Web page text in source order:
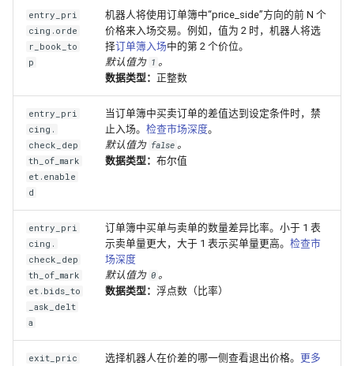
entry_pri
cing.orde
r_book_to
p
机器人将使用订单簿中“price_side”方向的前 N 个
价格来入场交易。例如，值为 2 时，机器人将选
择订单簿入场中的第 2 个价位。
默认值为 1 。
数据类型： 正整数
entry_pri
cing.
check_dep
th_of_mark
et.enable
d
当订单簿中买卖订单的差值达到设定条件时，禁
止入场。 检查市场深度。
默认值为 false 。
数据类型： 布尔值
entry_pri
cing.
check_dep
th_of_mark
et.bids_to
_ask_delt
a
订单簿中买单与卖单的数量差异比率。小于 1 表
示卖单量更大，大于 1 表示买单量更高。 检查市
场深度
默认值为 0 。
数据类型： 浮点数（比率）
exit_pric
选择机器人在价差的哪一侧查看退出价格。 更多